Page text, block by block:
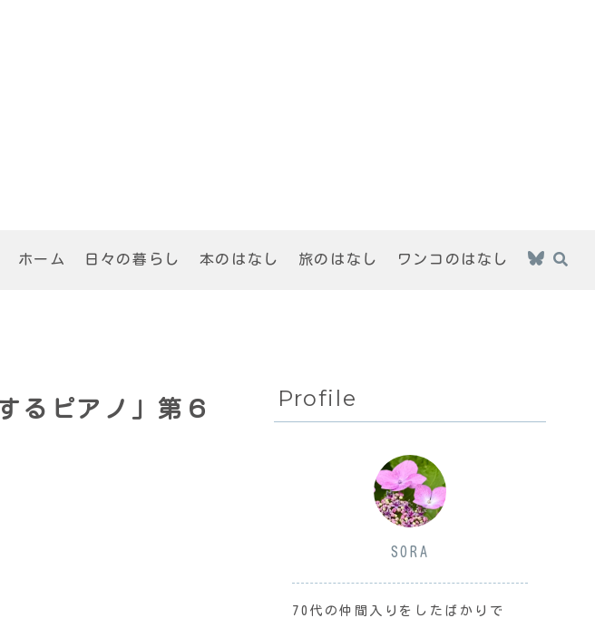
ホーム 日々の暮らし 本のはなし 旅のはなし ワンコのはなし
るピアノ」第６
Profile
SORA
70代の仲間入りをしたばかりで